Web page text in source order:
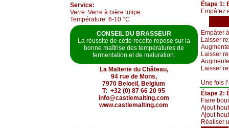
Service:
Verre: Verre à bière tulipe
Température: 6-10 °C
CONSEIL DU BRASSEUR
La réussite de cette recette repose sur la
bonne maîtrise des températures de
fermentation et de maturation.
La Malterie du Château,
94 rue de Mons,
7970 Beloeil, Belgium
T: +32 (0) 87 66 20 95
info@castlemalting.com
www.castlemalting.com
Étape 1:
Empâtez
Empâter
Laisser
Laisser
Laisser
Une fois
Étape 2:
Faire
Ajout
Ajout
Réaliser